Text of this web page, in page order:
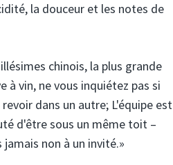
la douceur et les notes de
chinois, la plus grande
à vin, ne vous inquiétez pas si
dans un autre; L'équipe est
d'être sous un même toit –
non à un invité.»